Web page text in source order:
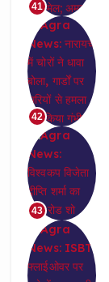
41
42
43